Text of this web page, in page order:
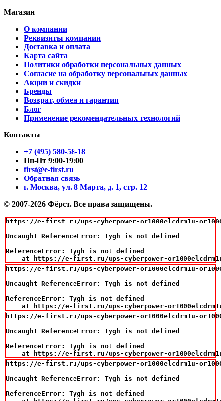
Магазин
О компании
Реквизиты компании
Доставка и оплата
Карта сайта
Политики обработки персональных данных
Согласие на обработку персональных данных
Акции и скидки
Бренды
Возврат, обмен и гарантия
Блог
Применение рекомендательных технологий
Контакты
+7 (495) 580-58-18
Пн-Пт 9:00-19:00
first@e-first.ru
Обратная связь
г. Москва, ул. 8 Марта, д. 1, стр. 12
© 2007-2026 Фёрст. Все права защищены.
https://e-first.ru/ups-cyberpower-or1000elcdrm1u-
Uncaught ReferenceError: Tygh is not defined
ReferenceError: Tygh is not defined
at https://e-first.ru/ups-cyberpower-
https://e-first.ru/ups-cyberpower-or1000elcdrm1u-
Uncaught ReferenceError: Tygh is not defined
ReferenceError: Tygh is not defined
at https://e-first.ru/ups-cyberpower-
https://e-first.ru/ups-cyberpower-or1000elcdrm1u-
Uncaught ReferenceError: Tygh is not defined
ReferenceError: Tygh is not defined
at https://e-first.ru/ups-cyberpower-
https://e-first.ru/ups-cyberpower-or1000elcdrm1u-
Uncaught ReferenceError: Tygh is not defined
ReferenceError: Tygh is not defined